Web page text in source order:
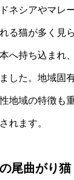
ネシアやマレ
る猫が多く見
へ持ち込まれ
した。地域固
地域の特徴も
れます。
尾曲がり猫